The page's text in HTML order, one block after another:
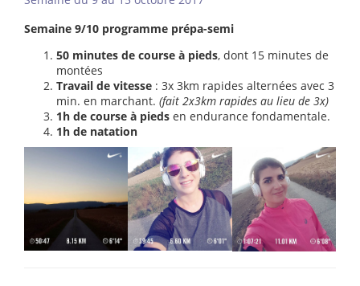
Semaine 9/10 programme prépa-semi
50 minutes de course à pieds, dont 15 minutes de
montées
Travail de vitesse : 3x 3km rapides alternées avec 3
min. en marchant. (fait 2x3km rapides au lieu de 3x)
1h de course à pieds en endurance fondamentale.
1h de natation